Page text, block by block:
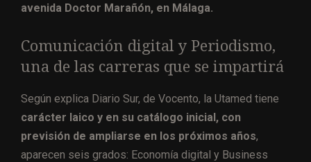
avenida Doctor Marañón, en Málaga.
Comunicación digital y Periodismo,
una de las carreras que se impartirá
Según explica Diario Sur, de Vocento, la Utamed tiene
carácter laico y en su catálogo inicial, con
previsión de ampliarse en los próximos años,
aparecen seis grados: Economía digital y Business